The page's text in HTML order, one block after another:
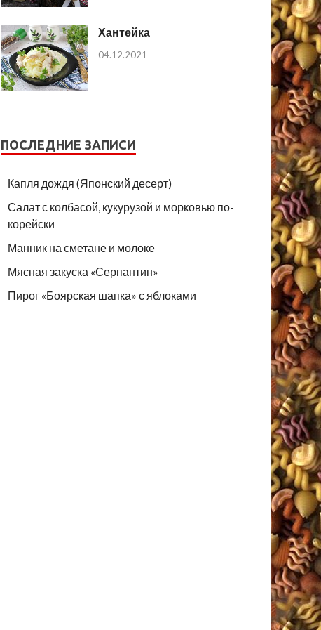
Хантейка
04.12.2021
ПОСЛЕДНИЕ ЗАПИСИ
Капля дождя (Японский десерт)
Салат с колбасой, кукурузой и морковью по-
корейски
Манник на сметане и молоке
Мясная закуска «Серпантин»
Пирог «Боярская шапка» с яблоками